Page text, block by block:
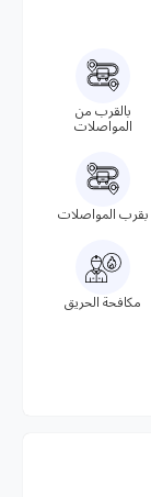
بالقرب من
المواصلات
بقرب المواصلات
مكافحة الحريق